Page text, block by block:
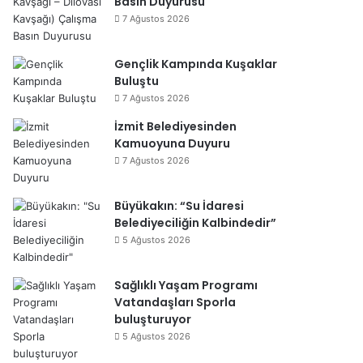
7 Ağustos 2026
Gençlik Kampında Kuşaklar
Buluştu
7 Ağustos 2026
İzmit Belediyesinden
Kamuoyuna Duyuru
7 Ağustos 2026
Büyükakın: “Su İdaresi
Belediyeciliğin Kalbindedir”
5 Ağustos 2026
Sağlıklı Yaşam Programı
Vatandaşları Sporla
buluşturuyor
5 Ağustos 2026